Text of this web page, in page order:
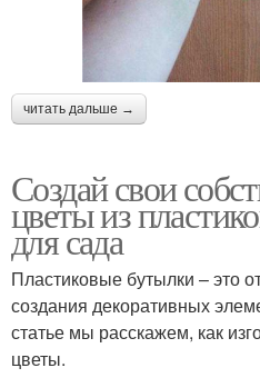
читать дальше →
Создай свои
цветы из
для сада
Пластиковые бутылки – это
создания декоративных
статье мы расскажем, как
цветы.